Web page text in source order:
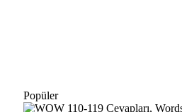
Popüler